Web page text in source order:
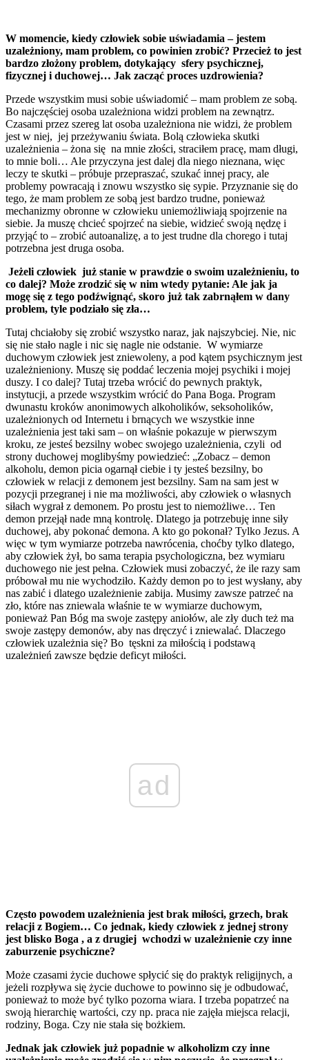
W momencie, kiedy człowiek sobie uświadamia – jestem
uzależniony, mam problem, co powinien zrobić? Przecież to jest
bardzo złożony problem, dotykający sfery psychicznej,
fizycznej i duchowej… Jak zacząć proces uzdrowienia?
Przede wszystkim musi sobie uświadomić – mam problem ze sobą.
Bo najczęściej osoba uzależniona widzi problem na zewnątrz.
Czasami przez szereg lat osoba uzależniona nie widzi, że problem
jest w niej, jej przeżywaniu świata. Bolą człowieka skutki
uzależnienia – żona się na mnie złości, straciłem pracę, mam długi,
to mnie boli… Ale przyczyna jest dalej dla niego nieznana, więc
leczy te skutki – próbuje przepraszać, szukać innej pracy, ale
problemy powracają i znowu wszystko się sypie. Przyznanie się do
tego, że mam problem ze sobą jest bardzo trudne, ponieważ
mechanizmy obronne w człowieku uniemożliwiają spojrzenie na
siebie. Ja muszę chcieć spojrzeć na siebie, widzieć swoją nędzę i
przyjąć to – zrobić autoanalizę, a to jest trudne dla chorego i tutaj
potrzebna jest druga osoba.
Jeżeli człowiek już stanie w prawdzie o swoim uzależnieniu, to
co dalej? Może zrodzić się w nim wtedy pytanie: Ale jak ja
mogę się z tego podźwignąć, skoro już tak zabrnąłem w dany
problem, tyle podziało się zła…
Tutaj chciałoby się zrobić wszystko naraz, jak najszybciej. Nie, nic
się nie stało nagle i nic się nagle nie odstanie. W wymiarze
duchowym człowiek jest zniewoleny, a pod kątem psychicznym jest
uzależnieniony. Muszę się poddać leczenia mojej psychiki i mojej
duszy. I co dalej? Tutaj trzeba wrócić do pewnych praktyk,
instytucji, a przede wszystkim wrócić do Pana Boga. Program
dwunastu kroków anonimowych alkoholików, seksoholików,
uzależnionych od Internetu i brnących we wszystkie inne
uzależnienia jest taki sam – on właśnie pokazuje w pierwszym
kroku, ze jesteś bezsilny wobec swojego uzależnienia, czyli od
strony duchowej moglibyśmy powiedzieć: „Zobacz – demon
alkoholu, demon picia ogarnął ciebie i ty jesteś bezsilny, bo
człowiek w relacji z demonem jest bezsilny. Sam na sam jest w
pozycji przegranej i nie ma możliwości, aby człowiek o własnych
siłach wygrał z demonem. Po prostu jest to niemożliwe… Ten
demon przejął nade mną kontrolę. Dlatego ja potrzebuję inne siły
duchowej, aby pokonać demona. A kto go pokonał? Tylko Jezus. A
więc w tym wymiarze potrzeba nawrócenia, choćby tylko dlatego,
aby człowiek żył, bo sama terapia psychologiczna, bez wymiaru
duchowego nie jest pełna. Człowiek musi zobaczyć, że ile razy sam
próbował mu nie wychodziło. Każdy demon po to jest wysłany, aby
nas zabić i dlatego uzależnienie zabija. Musimy zawsze patrzeć na
zło, które nas zniewala właśnie te w wymiarze duchowym,
ponieważ Pan Bóg ma swoje zastępy aniołów, ale zły duch też ma
swoje zastępy demonów, aby nas dręczyć i zniewalać. Dlaczego
człowiek uzależnia się? Bo tęskni za miłością i podstawą
uzależnień zawsze będzie deficyt miłości.
ad
Często powodem uzależnienia jest brak miłości, grzech, brak
relacji z Bogiem… Co jednak, kiedy człowiek z jednej strony
jest blisko Boga , a z drugiej wchodzi w uzależnienie czy inne
zaburzenie psychiczne?
Może czasami życie duchowe spłycić się do praktyk religijnych, a
jeżeli rozpływa się życie duchowe to powinno się je odbudować,
ponieważ to może być tylko pozorna wiara. I trzeba popatrzeć na
swoją hierarchię wartości, czy np. praca nie zajęła miejsca relacji,
rodziny, Boga. Czy nie stała się bożkiem.
Jednak jak człowiek już popadnie w alkoholizm czy inne